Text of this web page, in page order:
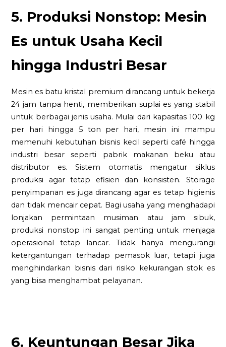
5. Produksi Nonstop: Mesin
Es untuk Usaha Kecil
hingga Industri Besar
Mesin es batu kristal premium dirancang untuk bekerja
24 jam tanpa henti, memberikan suplai es yang stabil
untuk berbagai jenis usaha. Mulai dari kapasitas 100 kg
per hari hingga 5 ton per hari, mesin ini mampu
memenuhi kebutuhan bisnis kecil seperti café hingga
industri besar seperti pabrik makanan beku atau
distributor es. Sistem otomatis mengatur siklus
produksi agar tetap efisien dan konsisten. Storage
penyimpanan es juga dirancang agar es tetap higienis
dan tidak mencair cepat. Bagi usaha yang menghadapi
lonjakan permintaan musiman atau jam sibuk,
produksi nonstop ini sangat penting untuk menjaga
operasional tetap lancar. Tidak hanya mengurangi
ketergantungan terhadap pemasok luar, tetapi juga
menghindarkan bisnis dari risiko kekurangan stok es
yang bisa menghambat pelayanan.
6. Keuntungan Besar Jika